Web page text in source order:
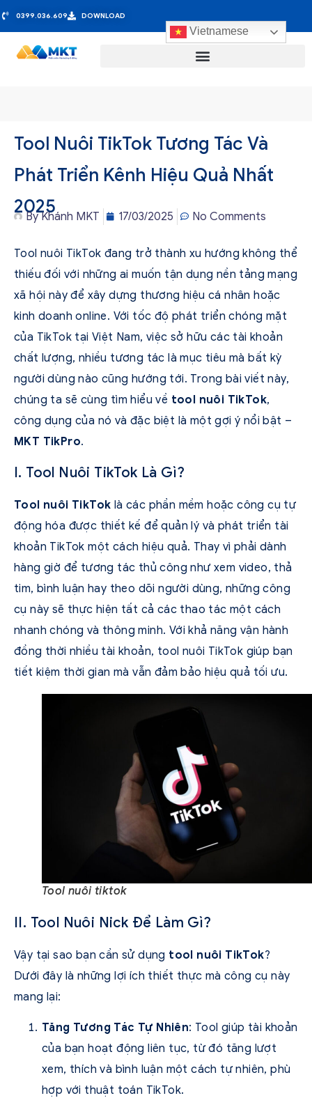
0399.036.609 DOWNLOAD
Vietnamese
Tool Nuôi TikTok Tương Tác Và
Phát Triển Kênh Hiệu Quả Nhất
2025
ByKhánh MKT 17/03/2025 No Comments
Tool nuôi TikTok đang trở thành xu hướng không thể
thiếu đối với những ai muốn tận dụng nền tảng mạng
xã hội này để xây dựng thương hiệu cá nhân hoặc
kinh doanh online. Với tốc độ phát triển chóng mặt
của TikTok tại Việt Nam, việc sở hữu các tài khoản
chất lượng, nhiều tương tác là mục tiêu mà bất kỳ
người dùng nào cũng hướng tới. Trong bài viết này,
chúng ta sẽ cùng tìm hiểu về tool nuôi TikTok,
công dụng của nó và đặc biệt là một gợi ý nổi bật –
MKT TikPro.
I. Tool Nuôi TikTok Là Gì?
Tool nuôi TikTok là các phần mềm hoặc công cụ tự
động hóa được thiết kế để quản lý và phát triển tài
khoản TikTok một cách hiệu quả. Thay vì phải dành
hàng giờ để tương tác thủ công như xem video, thả
tim, bình luận hay theo dõi người dùng, những công
cụ này sẽ thực hiện tất cả các thao tác một cách
nhanh chóng và thông minh. Với khả năng vận hành
đồng thời nhiều tài khoản, tool nuôi TikTok giúp bạn
tiết kiệm thời gian mà vẫn đảm bảo hiệu quả tối ưu.
Tool nuôi tiktok
II. Tool Nuôi Nick Để Làm Gì?
Vậy tại sao bạn cần sử dụng tool nuôi TikTok?
Dưới đây là những lợi ích thiết thực mà công cụ này
mang lại:
Tăng Tương Tác Tự Nhiên: Tool giúp tài khoản
của bạn hoạt động liên tục, từ đó tăng lượt
xem, thích và bình luận một cách tự nhiên, phù
hợp với thuật toán TikTok.